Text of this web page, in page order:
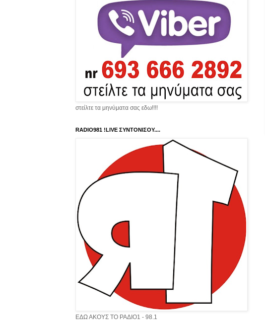
στείλτε τα μηνύματα σας εδω!!!!
RADIO981 !LIVE ΣΥΝΤΟΝΙΣΟΥ....
ΕΔΩ ΑΚΟΥΣ ΤΟ ΡΑΔΙΟ1 - 98.1